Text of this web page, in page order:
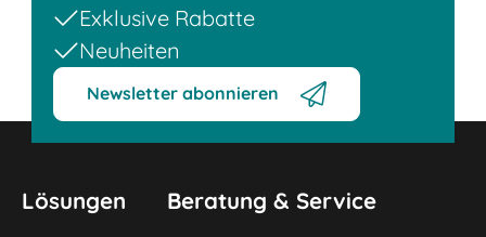
Exklusive Rabatte
Neuheiten
Newsletter abonnieren
Lösungen Beratung & Service